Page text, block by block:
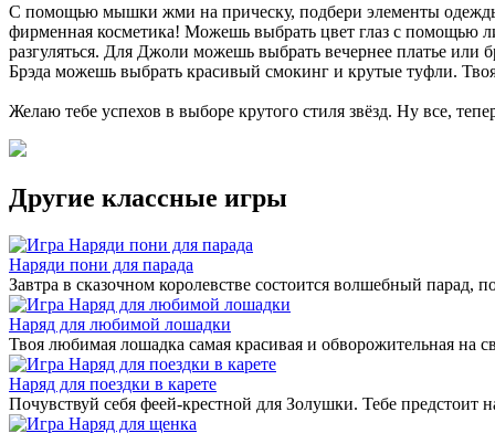
С помощью мышки жми на прическу, подбери элементы одежды
фирменная косметика! Можешь выбрать цвет глаз с помощью
разгуляться. Для Джоли можешь выбрать вечернее платье или
Брэда можешь выбрать красивый смокинг и крутые туфли.
Желаю тебе успехов в выборе крутого стиля звёзд. Ну все,
Другие классные игры
Наряди пони для парада
Завтра в сказочном королевстве состоится волшебный
Наряд для любимой лошадки
Твоя любимая лошадка самая красивая и обворожительная на
Наряд для поездки в карете
Почувствуй себя феей-крестной для Золушки. Тебе